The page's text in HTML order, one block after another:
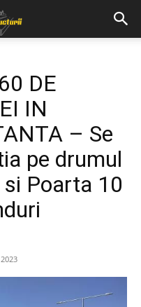
DE
IN
– Se
pe drumul
Poarta 10